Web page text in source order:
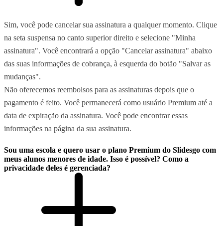
Sim, você pode cancelar sua assinatura a qualquer momento. Clique
na seta suspensa no canto superior direito e selecione "Minha
assinatura". Você encontrará a opção "Cancelar assinatura" abaixo
das suas informações de cobrança, à esquerda do botão "Salvar as
mudanças".
Não oferecemos reembolsos para as assinaturas depois que o
pagamento é feito. Você permanecerá como usuário Premium até a
data de expiração da assinatura. Você pode encontrar essas
informações na página da sua assinatura.
Sou uma escola e quero usar o plano Premium do Slidesgo com
meus alunos menores de idade. Isso é possível? Como a
privacidade deles é gerenciada?